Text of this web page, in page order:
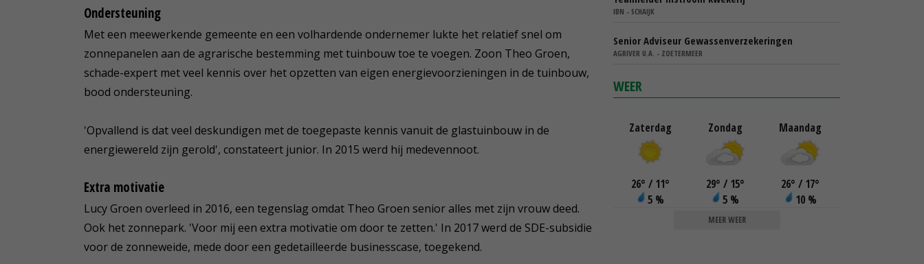
Ondersteuning
Met een meewerkende gemeente en een volhardende ondernemer lukte het relatief snel om
zonnepanelen aan de agrarische bestemming met tuinbouw toe te voegen. Zoon Theo Groen,
schade-expert met veel kennis over het opzetten van eigen energievoorzieningen in de tuinbouw,
bood ondersteuning.
'Opvallend is dat veel deskundigen met de toegepaste kennis vanuit de glastuinbouw in de
energiewereld zijn gerold', constateert junior. In 2015 werd hij medevennoot.
Extra motivatie
Lucy Groen overleed in 2016, een tegenslag omdat Theo Groen senior alles met zijn vrouw deed.
Ook het zonnepark. 'Voor mij een extra motivatie om door te zetten.' In 2017 werd de SDE-subsidie
voor de zonneweide, mede door een gedetailleerde businesscase, toegekend.
IBN - SCHAIJK
Senior Adviseur Gewassenverzekeringen
AGRIVER U.A. - ZOETERMEER
WEER
Zaterdag
26° / 11°
5 %
Zondag
29° / 15°
5 %
Maandag
26° / 17°
10 %
MEER WEER